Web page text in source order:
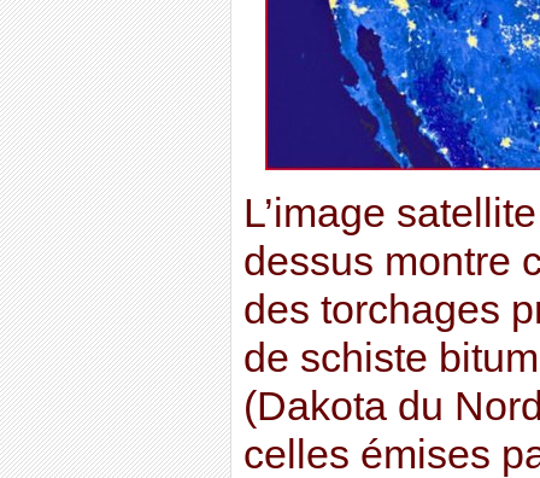
L’image
dessus montre
des torchages
de schiste
(Dakota du
celles émises